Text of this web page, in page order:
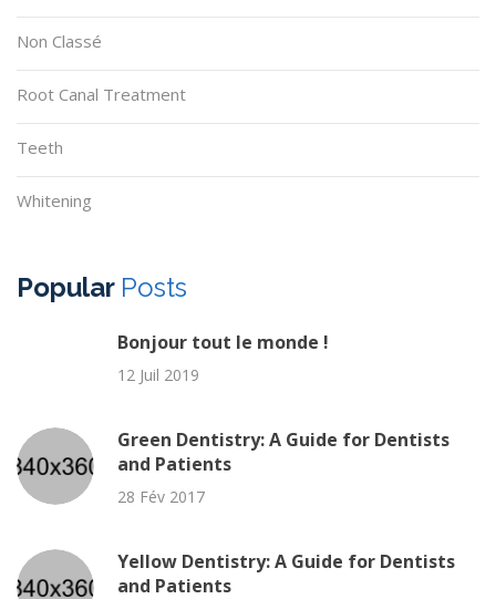
Non Classé
Root Canal Treatment
Teeth
Whitening
Popular Posts
Bonjour tout le monde !
12 Juil 2019
Green Dentistry: A Guide for Dentists
and Patients
28 Fév 2017
Yellow Dentistry: A Guide for Dentists
and Patients